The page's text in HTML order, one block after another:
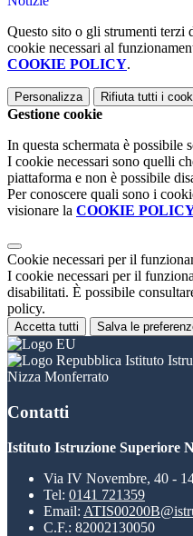
Questo sito o gli strumenti terzi
cookie necessari al
COOKIE POLICY.
Personalizza Rifiuta tutti i
Gestione cookie
In questa schermata è possibile
I cookie necessari sono quelli
piattaforma e non è possibile
Per conoscere quali sono i
visionare la COOKIE
Cookie necessari per il
I cookie necessari per il
disabilitati. È possibile
policy.
Accetta tutti Salva le
Istituto
Nizza Monferrato
Contatti
Istituto Istruzione Superiore
Via IV Novembre, 40 -
Tel: 0141 721359
Email:
C.F.: 82002130050